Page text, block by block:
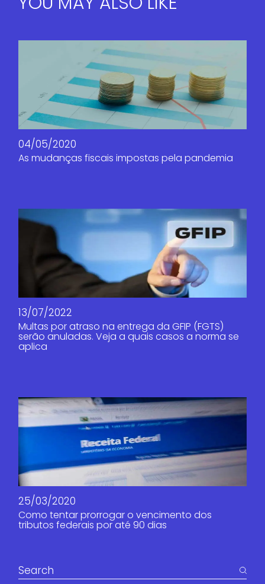
04/05/2020
As mudanças fiscais impostas pela pandemia
13/07/2022
Multas por atraso na entrega da GFIP (FGTS)
serão anuladas. Veja a quais casos a norma se
aplica
25/03/2020
Como tentar prorrogar o vencimento dos
tributos federais por até 90 dias